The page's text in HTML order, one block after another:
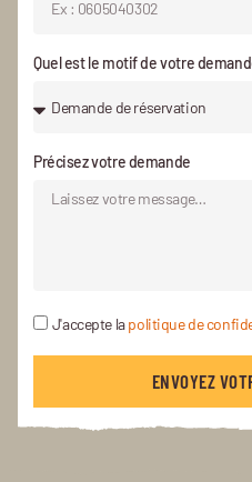
Quel est le motif de votre
Précisez votre demande
J'accepte lapolitique de
ENVOYEZ